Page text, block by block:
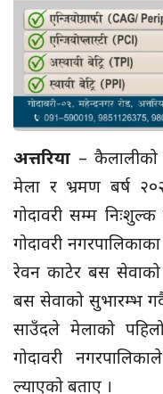
अत्तरिया – कैलालीको
मेला र भ्रमण बर्ष
गोदावरी सम्म
गोदावरी
रेवन काटेर बस
बस सेवाको सुभारम्भ
साउँदले मेलाको
गोदावरी
ल्याएको बताए ।